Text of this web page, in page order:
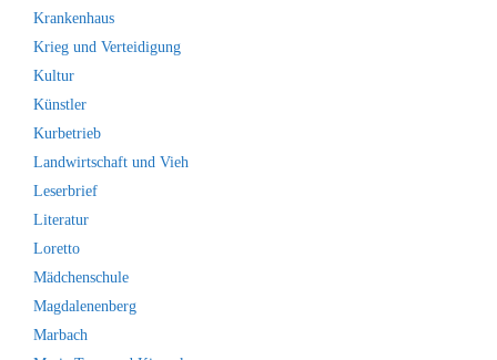
Krankenhaus
Krieg und Verteidigung
Kultur
Künstler
Kurbetrieb
Landwirtschaft und Vieh
Leserbrief
Literatur
Loretto
Mädchenschule
Magdalenenberg
Marbach